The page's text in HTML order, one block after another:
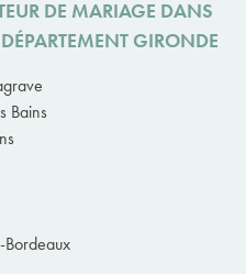
DE MARIAGE DANS
GIRONDE
Bains
Bordeaux